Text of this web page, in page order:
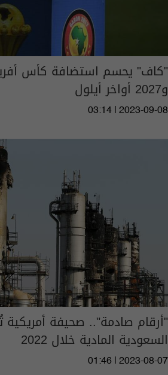
و2027 أواخر أيلول
03:14 | 2023-09-08
"أرقام صادمة".. صحيفة
السعودية المادية خلال 2022
01:46 | 2023-08-07